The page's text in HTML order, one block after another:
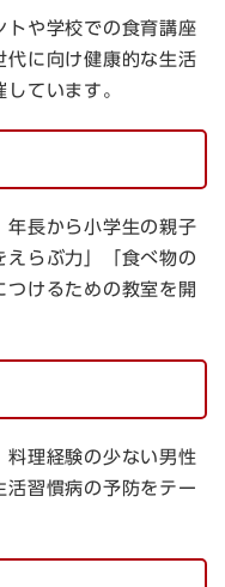
や学校での食育講座
代に向け健康的な生活
ています。
長から小学生の親子
えらぶ力」「食べ物の
つけるための教室を開
理経験の少ない男性
活習慣病の予防をテー